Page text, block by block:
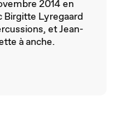
2014 en
Birgitte Lyregaard
et Jean-
à anche.